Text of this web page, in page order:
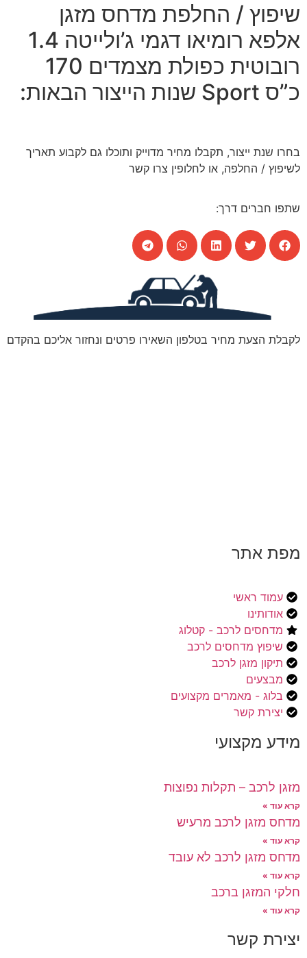
שיפוץ / החלפת מדחס מזגן
אלפא רומיאו דגמי ג’ולייטה 1.4
רובוטית כפולת מצמדים 170
כ”ס Sport שנות הייצור הבאות:
בחרו שנת ייצור, תקבלו מחיר מדוייק ותוכלו גם לקבוע תאריך
לשיפוץ / החלפה, או לחלופין צרו קשר
שתפו חברים דרך:
לקבלת הצעת מחיר בטלפון השאירו פרטים ונחזור אליכם בהקדם
מפת אתר
עמוד ראשי
אודותינו
מדחסים לרכב - קטלוג
שיפוץ מדחסים לרכב
תיקון מזגן לרכב
מבצעים
בלוג - מאמרים מקצועים
יצירת קשר
מידע מקצועי
מזגן לרכב – תקלות נפוצות
קרא עוד »
מדחס מזגן לרכב מרעיש
קרא עוד »
מדחס מזגן לרכב לא עובד
קרא עוד »
חלקי המזגן ברכב
קרא עוד »
יצירת קשר